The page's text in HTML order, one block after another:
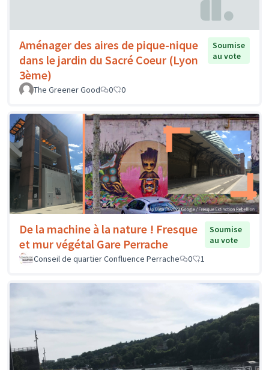
Aménager des aires de pique-nique
dans le jardin du Sacré Coeur (Lyon
3ème)
Soumise
au vote
The Greener Good 0 0
De la machine à la nature ! Fresque
et mur végétal Gare Perrache
Soumise
au vote
Conseil de quartier Confluence Perrache
0 1